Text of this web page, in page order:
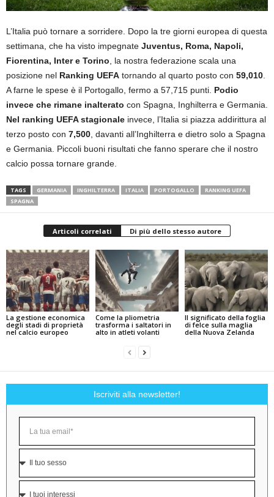
L’Italia può tornare a sorridere. Dopo la tre giorni europea di questa
settimana, che ha visto impegnate Juventus, Roma, Napoli,
Fiorentina, Inter e Torino , la nostra federazione scala una
posizione nel Ranking UEFA tornando al quarto posto con 59,010
A farne le spese è il Portogallo, fermo a 57,715 punti. Podio
invece che rimane inalterato con Spagna, Inghilterra e Germania.
Nel ranking UEFA stagionale invece, l’Italia si piazza addirittura al
terzo posto con 7,500 , davanti all’Inghilterra e dietro solo a Spagna
e Germania. Piccoli buoni risultati che fanno sperare che il nostro
calcio possa tornare grande.
TAGS GERMANIA INGHILTERRA ITALIA PORTOGALLO
RANKING UEFA
SPAGNA
Articoli correlati Di più dello stesso autore
La gestione economica
degli stadi di proprietà
nel calcio europeo
Come la pliometria
trasforma i saltatori in
alto in atleti volanti
Il significato della foglia
di felce sulla maglia
della Nuova Zelanda
Iscriviti alla newsletter!